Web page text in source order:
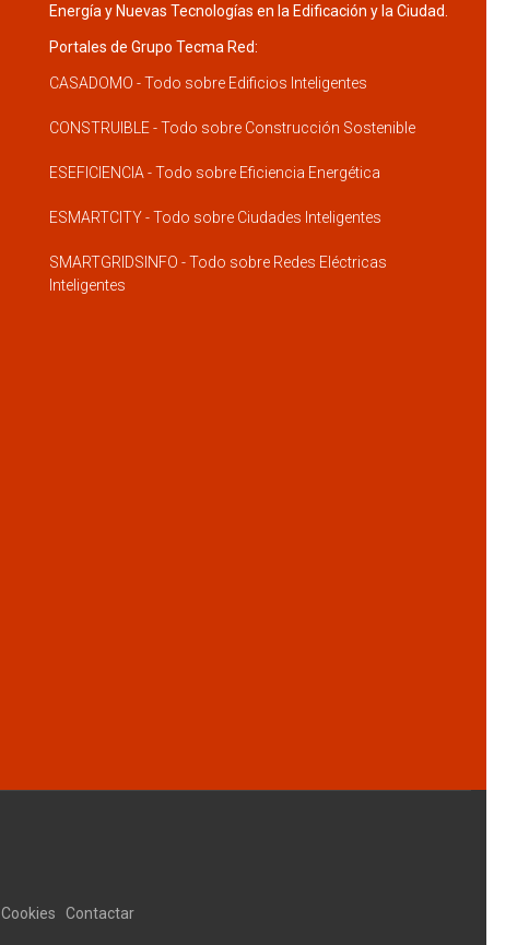
Energía y Nuevas Tecnologías en la Edificación y la Ciudad.
Portales de Grupo Tecma Red:
CASADOMO - Todo sobre Edificios Inteligentes
CONSTRUIBLE - Todo sobre Construcción Sostenible
ESEFICIENCIA - Todo sobre Eficiencia Energética
ESMARTCITY - Todo sobre Ciudades Inteligentes
SMARTGRIDSINFO - Todo sobre Redes Eléctricas
Inteligentes
Cookies Contactar